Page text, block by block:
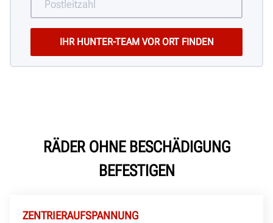
RÄDER OHNE BESCHÄDIGUNG
BEFESTIGEN
ZENTRIERAUFSPANNUNG